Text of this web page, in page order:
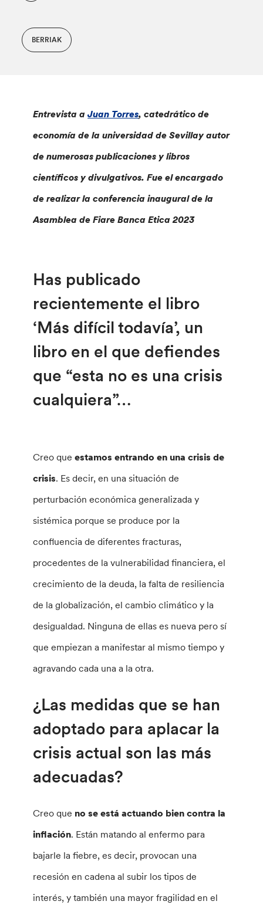
BERRIAK
Entrevista aJuan Torres, catedrático de
economía de la universidad de Sevillay autor
de numerosas publicaciones y libros
científicos y divulgativos. Fue el encargado
de realizar la conferencia inaugural de la
Asamblea de Fiare Banca Etica 2023
Has publicado
recientemente el libro
‘Más difícil todavía’, un
libro en el que defiendes
que “esta no es una crisis
cualquiera”…
Creo queestamos entrando en una crisis de
crisis. Es decir, en una situación de
perturbación económica generalizada y
sistémica porque se produce por la
confluencia de diferentes fracturas,
procedentes de la vulnerabilidad financiera, el
crecimiento de la deuda, la falta de resiliencia
de la globalización, el cambio climático y la
desigualdad. Ninguna de ellas es nueva pero sí
que empiezan a manifestar al mismo tiempo y
agravando cada una a la otra.
¿Las medidas que se han
adoptado para aplacar la
crisis actual son las más
adecuadas?
Creo que no se está actuando bien contra la
inflación. Están matando al enfermo para
bajarle la fiebre, es decir, provocan una
recesión en cadena al subir los tipos de
interés, y también una mayor fragilidad en el